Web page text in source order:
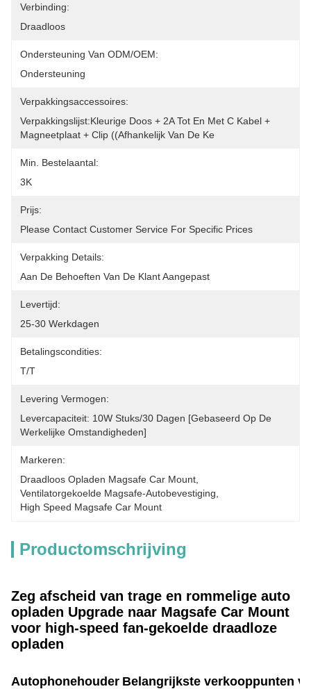
Verbinding:
Draadloos
Ondersteuning Van ODM/OEM:
Ondersteuning
Verpakkingsaccessoires:
Verpakkingslijst:Kleurige Doos + 2A Tot En Met C Kabel +
Magneetplaat + Clip ((afhankelijk Van De Ke
Min. Bestelaantal:
3K
Prijs:
Please Contact Customer Service For Specific Prices
Verpakking Details:
Aan De Behoeften Van De Klant Aangepast
Levertijd:
25-30 Werkdagen
Betalingscondities:
T/T
Levering Vermogen:
Levercapaciteit: 10W Stuks/30 Dagen [gebaseerd Op De
Werkelijke Omstandigheden]
Markeren:
Draadloos Opladen Magsafe Car Mount
Ventilatorgekoelde Magsafe-Autobevestiging
High Speed Magsafe Car Mount
Productomschrijving
Zeg afscheid van trage en rommelige auto
opladen Upgrade naar Magsafe Car Mount
voor high-speed fan-gekoelde draadloze
opladen
Autophonehouder Belangrijkste verkooppunten